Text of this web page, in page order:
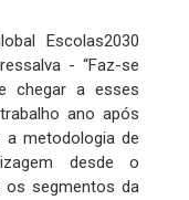
Escolas2030
- “Faz-se
chegar a esses
ano após
a metodologia de
desde o
os segmentos da